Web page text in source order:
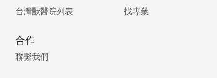
台灣獸醫院列表
找專業
合作
聯繫我們